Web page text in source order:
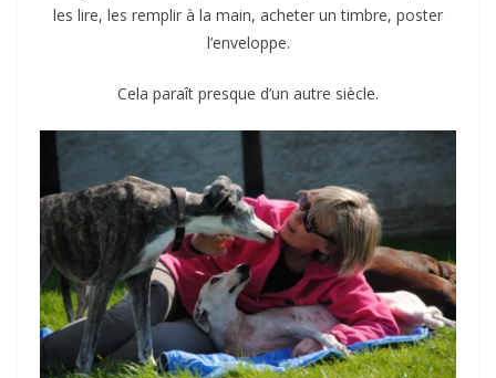
les lire, les remplir à la main, acheter un timbre, poster
l’enveloppe.
Cela paraît presque d’un autre siècle.